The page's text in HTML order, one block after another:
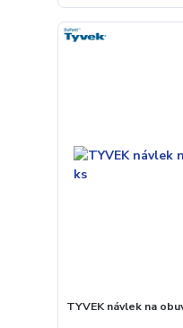
TYVEK návlek na